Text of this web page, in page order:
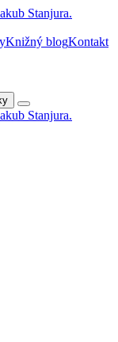
Knižný blogKontakt